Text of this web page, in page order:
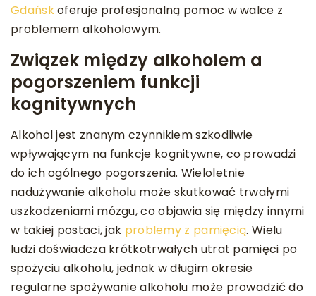
Gdańskoferuje profesjonalną pomoc w walce z
problemem alkoholowym.
Związek między alkoholem a
pogorszeniem funkcji
kognitywnych
Alkohol jest znanym czynnikiem szkodliwie
wpływającym na funkcje kognitywne, co prowadzi
do ich ogólnego pogorszenia. Wieloletnie
nadużywanie alkoholu może skutkować trwałymi
uszkodzeniami mózgu, co objawia się między innymi
w takiej postaci, jak problemy z pamięcią. Wielu
ludzi doświadcza krótkotrwałych utrat pamięci po
spożyciu alkoholu, jednak w długim okresie
regularne spożywanie alkoholu może prowadzić do